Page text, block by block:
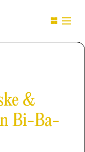
&
Bi-Ba-